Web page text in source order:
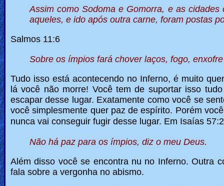
Assim como Sodoma e Gomorra, e as
aqueles, e ido após outra carne, foram postas
Salmos 11:6
Sobre os ímpios fará chover laços, fogo,
Tudo isso está acontecendo no Inferno, é muito
lá você não morre! Você tem de suportar isso
escapar desse lugar. Exatamente como você se
você simplesmente quer paz de espírito. Porém
nunca vai conseguir fugir desse lugar. Em Isaías
Não há paz para os ímpios, diz o meu Deus.
Além disso você se encontra nu no Inferno. Outra
fala sobre a vergonha no abismo.